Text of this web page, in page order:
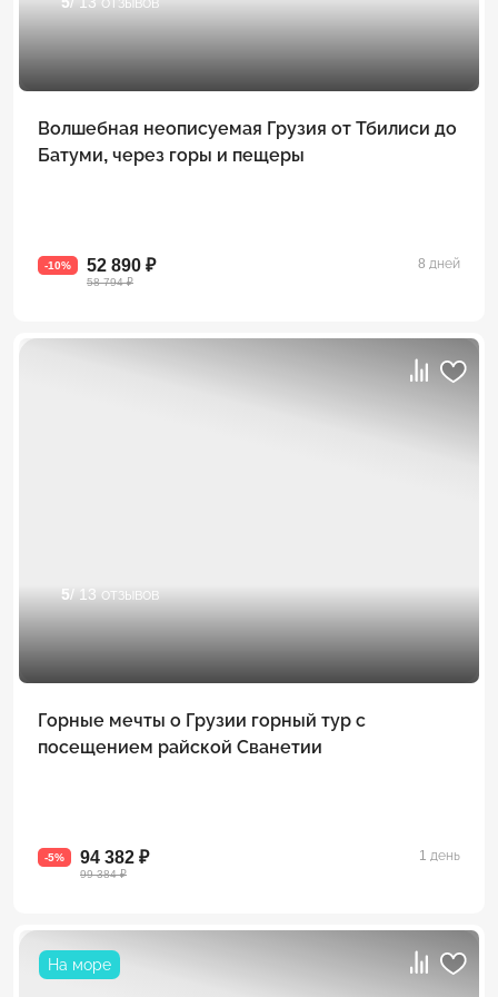
Волшебная неописуемая Грузия от Тбилиси до
Батуми, через горы и пещеры
-10% 52 890 ₽
58 794 ₽
8 дней
5/ 13 отзывов
Горные мечты о Грузии горный тур с
посещением райской Сванетии
-5% 94 382 ₽
99 384 ₽
1 день
На море